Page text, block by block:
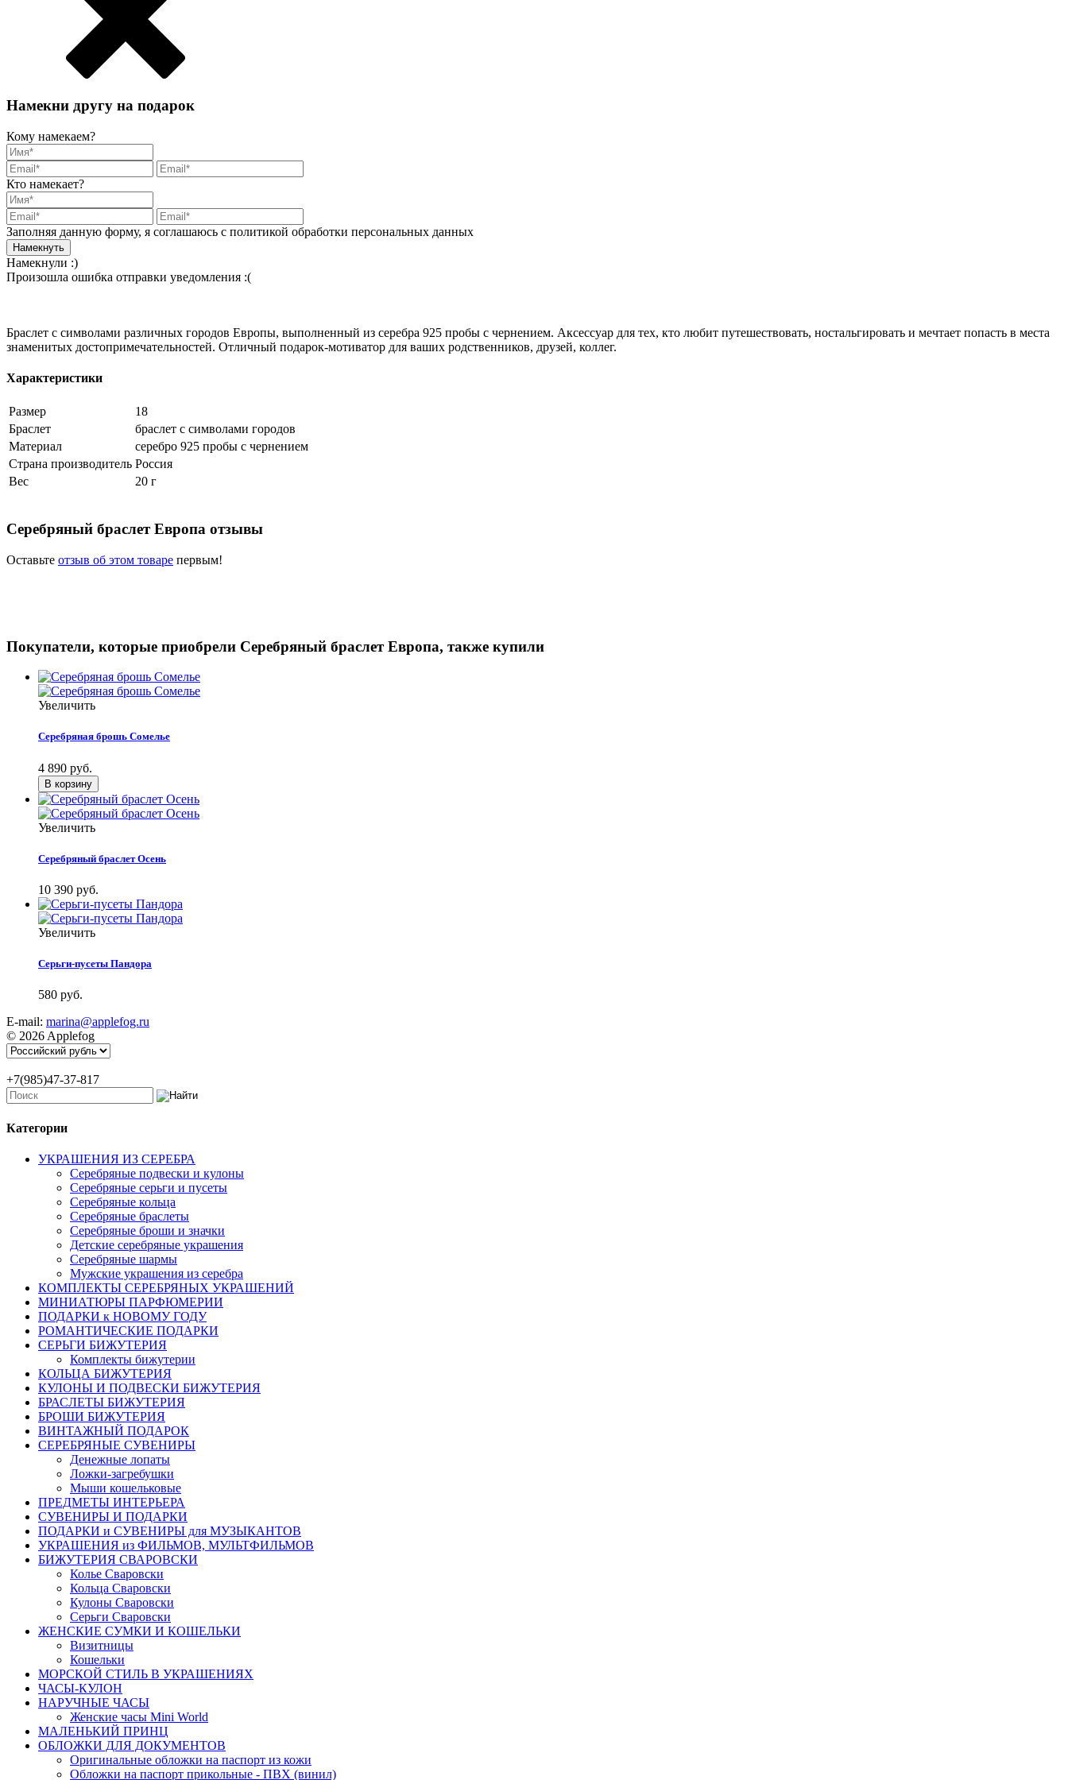
Намекни другу на подарок
Кому намекаем?
Кто намекает?
Заполняя данную форму, я соглашаюсь с политикой обработки персональных данных
Намекнули :)
Произошла ошибка отправки уведомления :(
Браслет с символами различных городов Европы, выполненный из серебра 925 пробы с чернением. Аксессуар для тех, кто любит путешествовать, ностальгировать и мечтает попасть в места
знаменитых достопримечательностей. Отличный подарок-мотиватор для ваших родственников, друзей, коллег.
Характеристики
Размер
18
Браслет
браслет с символами городов
Материал
серебро 925 пробы с чернением
Страна производитель Россия
Вес
20 г
Серебряный браслет Европа отзывы
Оставьте отзыв об этом товаре первым!
Покупатели, которые приобрели Серебряный браслет Европа, также купили
Увеличить
Серебряная брошь Сомелье
4 890 руб.
Увеличить
Серебряный браслет Осень
10 390 руб.
Увеличить
Серьги-пусеты Пандора
580 руб.
E-mail: marina@applefog.ru
© 2026 Applefog
+7(985)47-37-817
Категории
УКРАШЕНИЯ ИЗ СЕРЕБРА
Серебряные подвески и кулоны
Серебряные серьги и пусеты
Серебряные кольца
Серебряные браслеты
Серебряные броши и значки
Детские серебряные украшения
Серебряные шармы
Мужские украшения из серебра
КОМПЛЕКТЫ СЕРЕБРЯНЫХ УКРАШЕНИЙ
МИНИАТЮРЫ ПАРФЮМЕРИИ
ПОДАРКИ к НОВОМУ ГОДУ
РОМАНТИЧЕСКИЕ ПОДАРКИ
СЕРЬГИ БИЖУТЕРИЯ
Комплекты бижутерии
КОЛЬЦА БИЖУТЕРИЯ
КУЛОНЫ И ПОДВЕСКИ БИЖУТЕРИЯ
БРАСЛЕТЫ БИЖУТЕРИЯ
БРОШИ БИЖУТЕРИЯ
ВИНТАЖНЫЙ ПОДАРОК
СЕРЕБРЯНЫЕ СУВЕНИРЫ
Денежные лопаты
Ложки-загребушки
Мыши кошельковые
ПРЕДМЕТЫ ИНТЕРЬЕРА
СУВЕНИРЫ И ПОДАРКИ
ПОДАРКИ и СУВЕНИРЫ для МУЗЫКАНТОВ
УКРАШЕНИЯ из ФИЛЬМОВ, МУЛЬТФИЛЬМОВ
БИЖУТЕРИЯ СВАРОВСКИ
Колье Сваровски
Кольца Сваровски
Кулоны Сваровски
Серьги Сваровски
ЖЕНСКИЕ СУМКИ И КОШЕЛЬКИ
Визитницы
Кошельки
МОРСКОЙ СТИЛЬ В УКРАШЕНИЯХ
ЧАСЫ-КУЛОН
НАРУЧНЫЕ ЧАСЫ
Женские часы Mini World
МАЛЕНЬКИЙ ПРИНЦ
ОБЛОЖКИ ДЛЯ ДОКУМЕНТОВ
Оригинальные обложки на паспорт из кожи
Обложки на паспорт прикольные - ПВХ (винил)